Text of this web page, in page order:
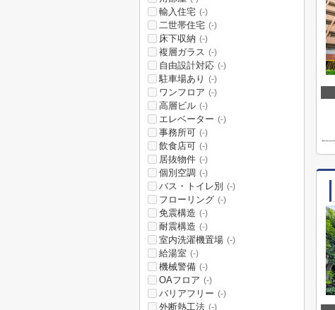
輸入住宅 (-)
二世帯住宅 (-)
床下収納 (-)
複層ガラス (-)
自由設計対応 (-)
駐車場あり (-)
ワンフロア (-)
高層ビル (-)
エレベーター (-)
事務所可 (-)
飲食店可 (-)
居抜物件 (-)
個別空調 (-)
バス・トイレ別 (-)
フローリング (-)
免震構造 (-)
耐震構造 (-)
室内洗濯機置場 (-)
給湯室 (-)
機械警備 (-)
OAフロア (-)
バリアフリー (-)
外断熱工法 (-)